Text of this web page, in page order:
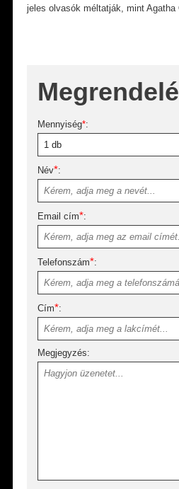
jeles olvasók méltatják, mint Agatha
Mennyiség*:
Név*:
Email cím*:
Telefonszám*:
Cím*:
Megjegyzés: